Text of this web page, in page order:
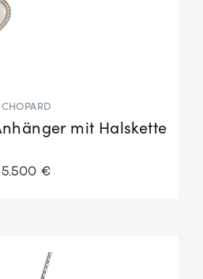
CHOPARD
mit Halskette
5.500 €